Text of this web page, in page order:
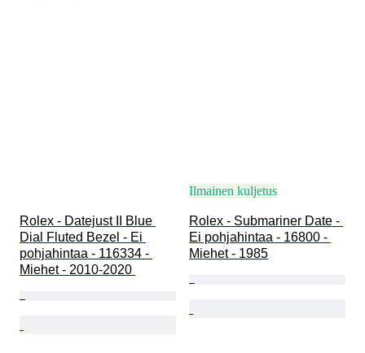
Rolex - Datejust II Blue
Dial Fluted Bezel - Ei
pohjahintaa - 116334 -
Miehet - 2010-2020
Ilmainen kuljetus
Rolex - Submariner Date -
Ei pohjahintaa - 16800 -
Miehet - 1985